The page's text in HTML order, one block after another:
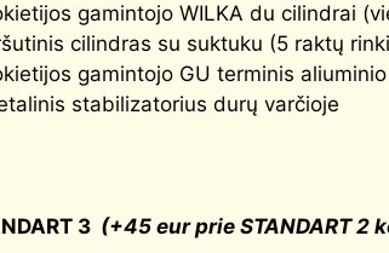
gamintojo WILKA du cilindrai
cilindras su suktuku (5 raktų
gamintojo GU terminis
stabilizatorius durų varčioje
3 (+45 eur prie STANDART 2